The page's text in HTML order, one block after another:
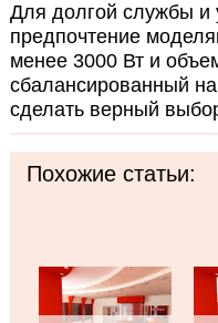
Для долгой службы и
предпочтение
менее 3000 Вт и
сбалансированный
сделать верный
Похожие статьи: